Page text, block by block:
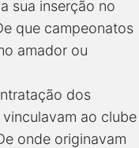
sua inserção no
que campeonatos
amador ou
dos
ao clube
onde originavam